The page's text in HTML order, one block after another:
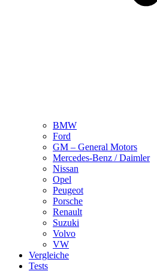
BMW
Ford
GM – General Motors
Mercedes-Benz / Daimler
Nissan
Opel
Peugeot
Porsche
Renault
Suzuki
Volvo
VW
Vergleiche
Tests